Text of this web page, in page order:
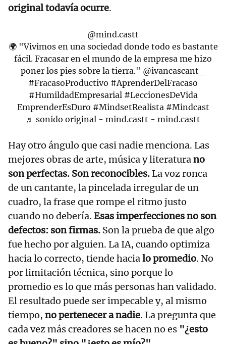
original todavía ocurre.
@mind.castt
🌍 "Vivimos en una sociedad donde todo es bastante
fácil. Fracasar en el mundo de la empresa me hizo
poner los pies sobre la tierra." @ivancascant_
#FracasoProductivo #AprenderDelFracaso
#HumildadEmpresarial #LeccionesDeVida
EmprenderEsDuro #MindsetRealista #Mindcast
♬ sonido original - mind.castt - mind.castt
Hay otro ángulo que casi nadie menciona. Las
mejores obras de arte, música y literaturano
son perfectas. Son reconocibles.La voz ronca
de un cantante, la pincelada irregular de un
cuadro, la frase que rompe el ritmo justo
cuando no debería. Esas imperfecciones no son
defectos: son firmas. Son la prueba de que algo
fue hecho por alguien. La IA, cuando optimiza
hacia lo correcto, tiende hacialo promedio. No
por limitación técnica, sino porque lo
promedio es lo que más personas han validado.
El resultado puede ser impecable y, al mismo
tiempo, no pertenecer a nadie. La pregunta que
cada vez más creadores se hacen no es "¿esto